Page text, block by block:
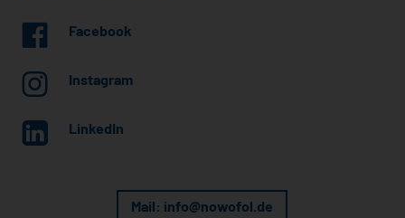
Facebook
Instagram
LinkedIn
Mail: info@nowofol.de